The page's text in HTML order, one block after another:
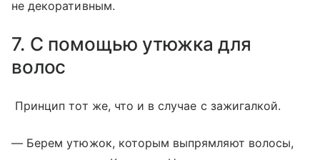
не декоративным.
7. С помощью утюжка для
волос
Принцип тот же, что и в случае с зажигалкой.
— Берем утюжок, которым выпрямляют волосы,